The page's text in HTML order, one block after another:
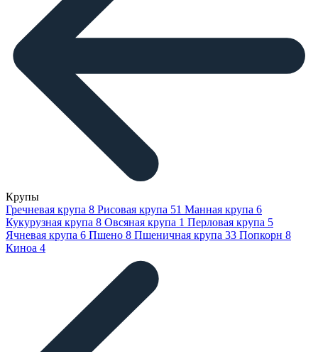
Крупы
Гречневая крупа 8 Рисовая крупа 51 Манная крупа 6
Кукурузная крупа 8 Овсяная крупа 1 Перловая крупа 5
Ячневая крупа 6 Пшено 8 Пшеничная крупа 33 Попкорн 8
Киноа 4